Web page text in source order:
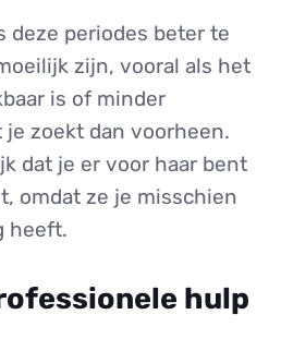
deze periodes beter te
zijn, vooral als het
is of minder
zoekt dan voorheen.
dat je er voor haar bent
omdat ze je misschien
heeft.
hulp